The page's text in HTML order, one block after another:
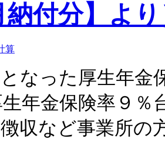
納付分】よ
算
なった厚生年金
年金保険率９％
収など事業所の